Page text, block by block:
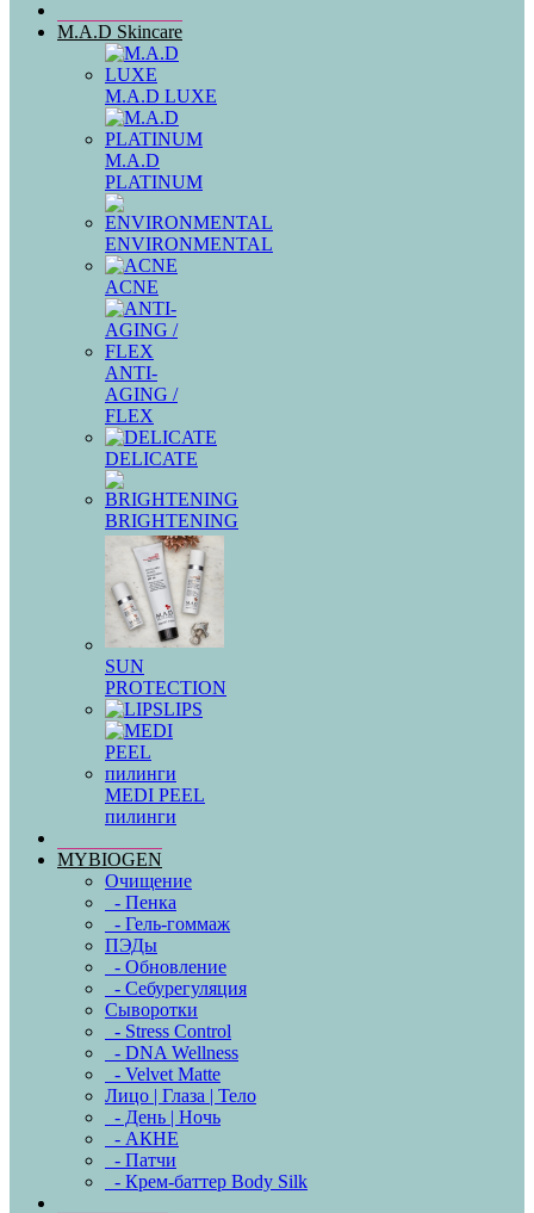
M.A.D Skincare
M.A.D LUXE
M.A.D
PLATINUM
ENVIRONMENTAL
ACNE
ANTI-
AGING /
FLEX
DELICATE
BRIGHTENING
SUN
PROTECTION
LIPS
MEDI PEEL
пилинги
MYBIOGEN
Очищение
- Пенка
- Гель-гоммаж
ПЭДы
- Обновление
- Себурегуляция
Сыворотки
- Stress Control
- DNA Wellness
- Velvet Matte
Лицо | Глаза | Тело
- День | Ночь
- АКНЕ
- Патчи
- Крем-баттер Body Silk